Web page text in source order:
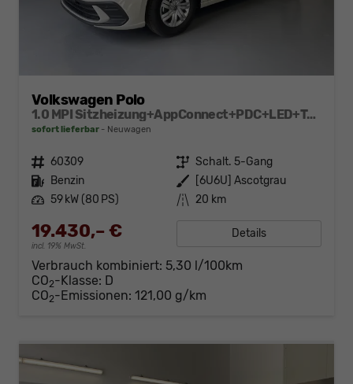
Volkswagen Polo
1.0 MPI Sitzheizung+AppConnect+PDC+LED+Touch+Lichtsensor+MultiLenkrad
sofort lieferbar Neuwagen
Fahrzeugnr. 60309 Getriebe Schalt. 5-Gang
Kraftstoff Benzin Außenfarbe
[6U6U] Ascotgrau
Leistung 59 kW (80 PS) Kilometerstand 20 km
19.430,– €
incl. 19% MwSt.
Details
Verbrauch kombiniert: 5,30 l/100km
CO2-Klasse: D
CO2-Emissionen: 121,00 g/km